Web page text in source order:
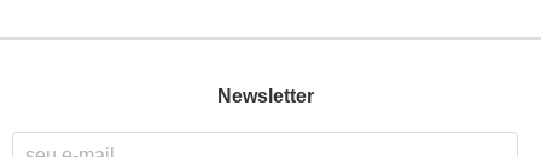
Newsletter